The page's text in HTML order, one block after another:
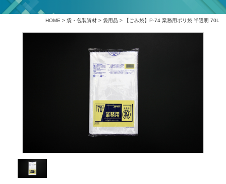
HOME > 袋・包装資材> 袋用品> 【ごみ袋】P-74 業務用ポリ袋 半透明 70L